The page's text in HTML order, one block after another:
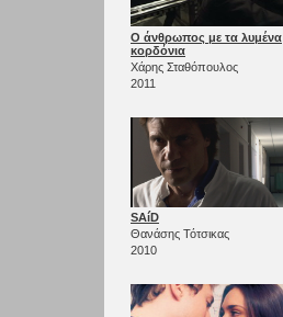
Ο άνθρωπος με τα λυμένα
κορδόνια
Χάρης Σταθόπουλος
2011
SAíD
Θανάσης Τότσικας
2010